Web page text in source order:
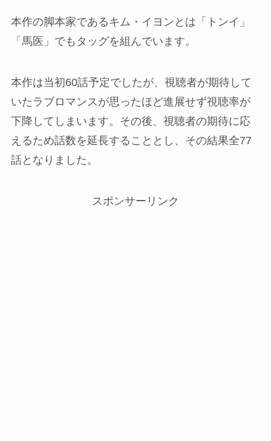
本作の脚本家であるキム・イヨンとは「トンイ」
「馬医」でもタッグを組んでいます。
本作は当初60話予定でしたが、視聴者が期待して
いたラブロマンスが思ったほど進展せず視聴率が
下降してしまいます。その後、視聴者の期待に応
えるため話数を延長することとし、その結果全77
話となりました。
スポンサーリンク